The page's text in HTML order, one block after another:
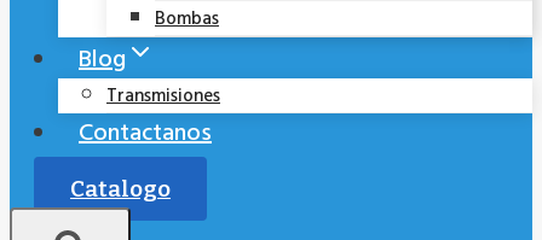
Bombas
Blog
Transmisiones
Contactanos
Catalogo